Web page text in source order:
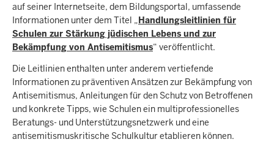
auf seiner Internetseite, dem Bildungsportal, umfassende
Informationen unter dem Titel „Handlungsleitlinien für
Schulen zur Stärkung jüdischen Lebens und zur
Bekämpfung von Antisemitismus“ veröffentlicht.
Die Leitlinien enthalten unter anderem vertiefende
Informationen zu präventiven Ansätzen zur Bekämpfung von
Antisemitismus, Anleitungen für den Schutz von Betroffenen
und konkrete Tipps, wie Schulen ein multiprofessionelles
Beratungs- und Unterstützungsnetzwerk und eine
antisemitismuskritische Schulkultur etablieren können.